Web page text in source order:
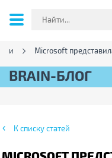
Microsoft
BRAIN-БЛОГ
К списку статей